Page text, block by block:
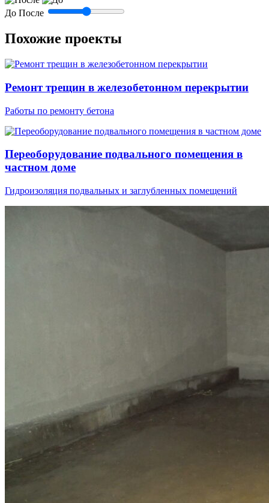
До После
Похожие проекты
Ремонт трещин в железобетонном перекрытии
Работы по ремонту бетона
Переоборудование подвального помещения в
частном доме
Гидроизоляция подвальных и заглубленных помещений